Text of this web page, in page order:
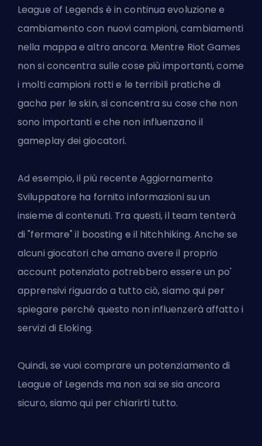
League of Legends è in continua evoluzione e
cambiamento con nuovi campioni, cambiamenti
nella mappa e altro ancora. Mentre Riot Games
non si concentra sulle cose più importanti, come
i molti campioni rotti e le terribili pratiche di
gacha per le skin, si concentra su cose che non
sono importanti e che non influenzano il
gameplay dei giocatori.
Ad esempio, il più recente Aggiornamento
Sviluppatore ha fornito informazioni su un
insieme di contenuti. Tra questi, il team tenterà
di "fermare" il boosting e il hitchhiking. Anche se
alcuni giocatori che amano avere il proprio
account potenziato potrebbero essere un po'
apprensivi riguardo a tutto ciò, siamo qui per
spiegare perché questo non influenzerà affatto i
servizi di Eloking.
Quindi, se vuoi comprare un potenziamento di
League of Legends ma non sai se sia ancora
sicuro, siamo qui per chiarirti tutto.